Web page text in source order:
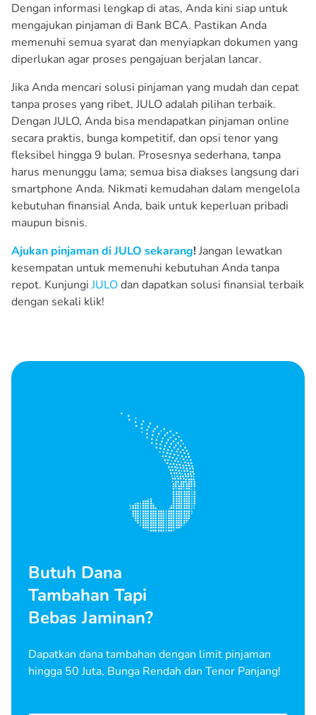
Dengan informasi lengkap di atas, Anda kini siap untuk
mengajukan pinjaman di Bank BCA. Pastikan Anda
memenuhi semua syarat dan menyiapkan dokumen yang
diperlukan agar proses pengajuan berjalan lancar.
Jika Anda mencari solusi pinjaman yang mudah dan cepat
tanpa proses yang ribet, JULO adalah pilihan terbaik.
Dengan JULO, Anda bisa mendapatkan pinjaman online
secara praktis, bunga kompetitif, dan opsi tenor yang
fleksibel hingga 9 bulan. Prosesnya sederhana, tanpa
harus menunggu lama; semua bisa diakses langsung dari
smartphone Anda. Nikmati kemudahan dalam mengelola
kebutuhan finansial Anda, baik untuk keperluan pribadi
maupun bisnis.
Ajukan pinjaman di JULO sekarang! Jangan lewatkan
kesempatan untuk memenuhi kebutuhan Anda tanpa
repot. KunjungiJULOdan dapatkan solusi finansial terbaik
dengan sekali klik!
Butuh Dana
Tambahan Tapi
Bebas Jaminan?
Dapatkan dana tambahan dengan limit pinjaman
hingga 50 Juta, Bunga Rendah dan Tenor Panjang!